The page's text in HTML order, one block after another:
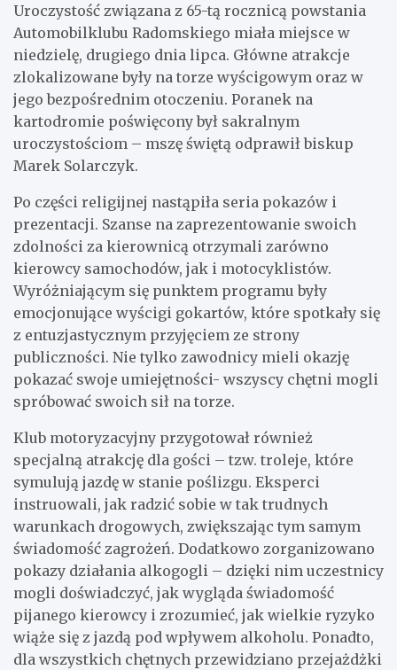
Uroczystość związana z 65-tą rocznicą powstania
Automobilklubu Radomskiego miała miejsce w
niedzielę, drugiego dnia lipca. Główne atrakcje
zlokalizowane były na torze wyścigowym oraz w
jego bezpośrednim otoczeniu. Poranek na
kartodromie poświęcony był sakralnym
uroczystościom – mszę świętą odprawił biskup
Marek Solarczyk.
Po części religijnej nastąpiła seria pokazów i
prezentacji. Szanse na zaprezentowanie swoich
zdolności za kierownicą otrzymali zarówno
kierowcy samochodów, jak i motocyklistów.
Wyróżniającym się punktem programu były
emocjonujące wyścigi gokartów, które spotkały się
z entuzjastycznym przyjęciem ze strony
publiczności. Nie tylko zawodnicy mieli okazję
pokazać swoje umiejętności- wszyscy chętni mogli
spróbować swoich sił na torze.
Klub motoryzacyjny przygotował również
specjalną atrakcję dla gości – tzw. troleje, które
symulują jazdę w stanie poślizgu. Eksperci
instruowali, jak radzić sobie w tak trudnych
warunkach drogowych, zwiększając tym samym
świadomość zagrożeń. Dodatkowo zorganizowano
pokazy działania alkogogli – dzięki nim uczestnicy
mogli doświadczyć, jak wygląda świadomość
pijanego kierowcy i zrozumieć, jak wielkie ryzyko
wiąże się z jazdą pod wpływem alkoholu. Ponadto,
dla wszystkich chętnych przewidziano przejażdżki